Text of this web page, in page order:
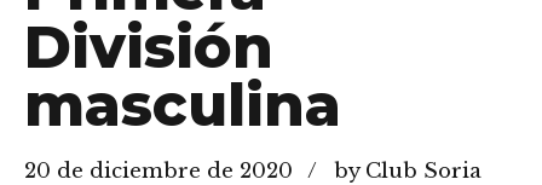
División
masculina
20 de diciembre de 2020
by Club Soria